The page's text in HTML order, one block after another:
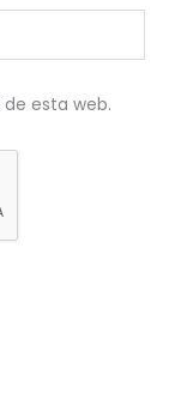
de esta web.